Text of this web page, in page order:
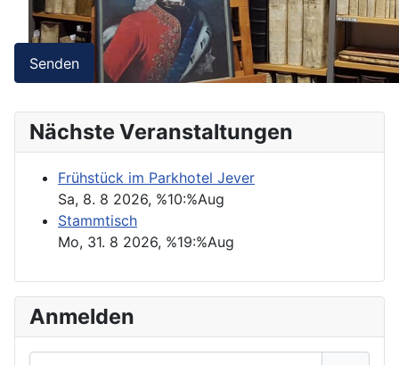
Nächste Veranstaltungen
Frühstück im Parkhotel Jever
Sa, 8. 8 2026, %10:%Aug
Stammtisch
Mo, 31. 8 2026, %19:%Aug
Anmelden
Senden